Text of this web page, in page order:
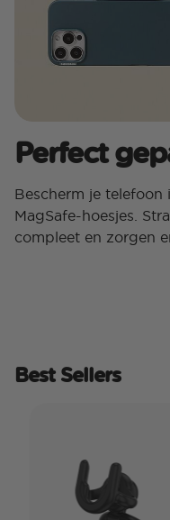
Perfect
Bescherm je
MagSafe-hoesjes.
compleet en zorgen
Best Sellers